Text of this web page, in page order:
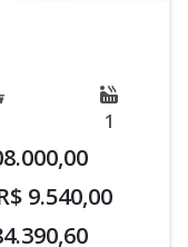
1
9.540,00